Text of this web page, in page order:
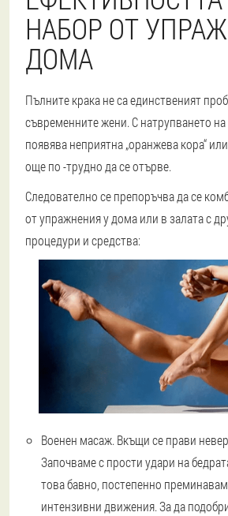
НАБОР ОТ
ДОМА
Пълните крака не са единственият
съвременните жени. С натрупването
появява неприятна „оранжева кора“
още по -трудно да се отърве.
Следователно се препоръчва да се
от упражнения у дома или в залата с
процедури и средства:
Военен масаж. Вкъщи се прави
Започваме с прости удари на
това бавно, постепенно
интензивни движения. За да